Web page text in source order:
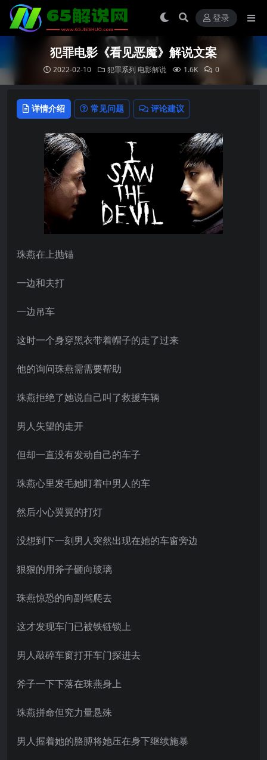
登录
犯罪电影《看见恶魔》解说文案
2022-02-10 犯罪系列 电影解说 1.6K 0
详情介绍 常见问题 评论建议
珠燕在上抛锚
一边和夫打
一边吊车
这时一个身穿黑衣带着帽子的走了过来
他的询问珠燕需需要帮助
珠燕拒绝了她说自己叫了救援车辆
男人失望的走开
但却一直没有发动自己的车子
珠燕心里发毛她盯着中男人的车
然后小心翼翼的打灯
没想到下一刻男人突然出现在她的车窗旁边
狠狠的用斧子砸向玻璃
珠燕惊恐的向副驾爬去
这才发现车门已被铁链锁上
男人敲碎车窗打开车门探进去
斧子一下下落在珠燕身上
珠燕拼命但究力量悬殊
男人握着她的胳膊将她压在身下继续施暴